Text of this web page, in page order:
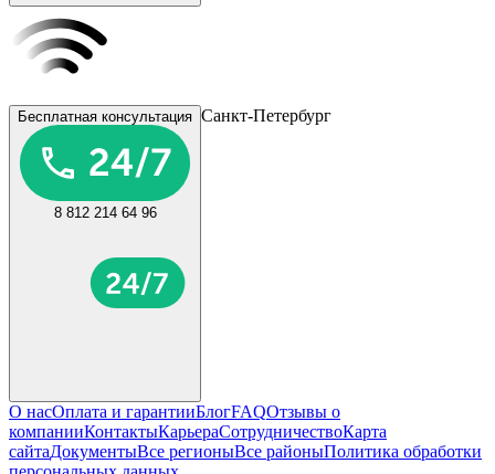
Бесплатная консультация
8 812 214 64 96
Санкт-Петербург
О насОплата и гарантииБлогFAQОтзывы о
компанииКонтактыКарьераСотрудничествоКарта
сайтаДокументыВсе регионыВсе районыПолитика обработки